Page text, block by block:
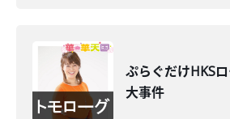
ぷらぐだけHKS
大事件